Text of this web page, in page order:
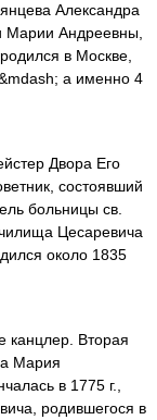
Александра
Марии Андреевны,
в Москве,
а именно 4
Двора Его
состоявший
больницы св.
Цесаревича
около 1835
канцлер. Вторая
Мария
в 1775 г.,
родившегося в